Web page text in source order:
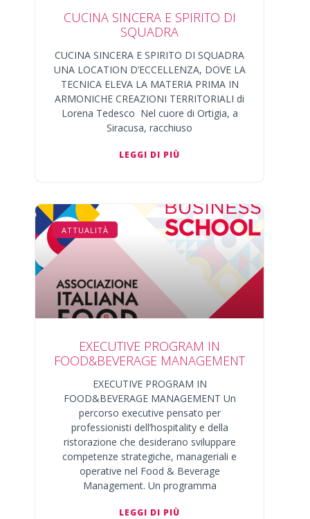
CUCINA SINCERA E SPIRITO DI
SQUADRA
CUCINA SINCERA E SPIRITO DI SQUADRA
UNA LOCATION D’ECCELLENZA, DOVE LA
TECNICA ELEVA LA MATERIA PRIMA IN
ARMONICHE CREAZIONI TERRITORIALI di
Lorena Tedesco Nel cuore di Ortigia, a
Siracusa, racchiuso
LEGGI DI PIÙ
ATTUALITÀ
EXECUTIVE PROGRAM IN
FOOD&BEVERAGE MANAGEMENT
EXECUTIVE PROGRAM IN
FOOD&BEVERAGE MANAGEMENT Un
percorso executive pensato per
professionisti dell’hospitality e della
ristorazione che desiderano sviluppare
competenze strategiche, manageriali e
operative nel Food & Beverage
Management. Un programma
LEGGI DI PIÙ